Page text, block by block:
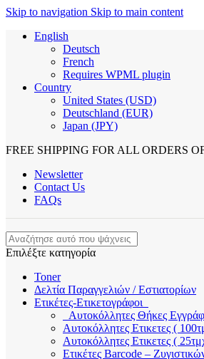
Skip to navigation Skip to main content
English
Deutsch
French
Requires WPML plugin
Country
United States (USD)
Deutschland (EUR)
Japan (JPY)
FREE SHIPPING FOR ALL ORDERS
Newsletter
Contact Us
FAQs
Επιλέξτε κατηγορία
Toner
Δελτία Παραγγελιών / Εστιατορίων
Ετικέτες-Ετικετογράφοι
Αυτοκόλλητες Θήκες
Αυτοκόλλητες Ετικετες (
Αυτοκόλλητες Ετικετες (
Ετικέτες Barcode –